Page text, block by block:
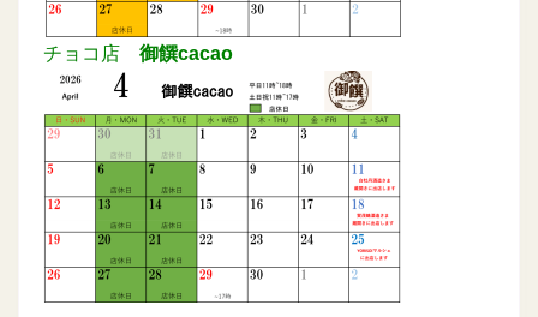
チョコ店 御饌cacao